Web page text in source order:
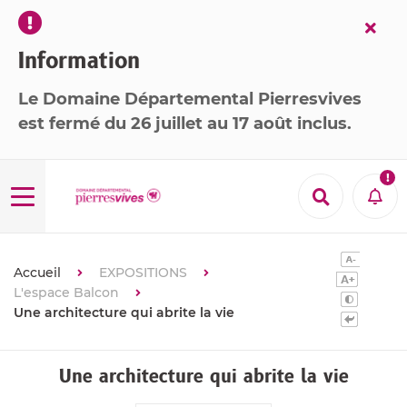
Information
Le Domaine Départemental Pierresvives
est fermé du 26 juillet au 17 août inclus.
Menu 
Accueil
EXPOSITIONS
L'espace Balcon
Une architecture qui abrite la vie
Une architecture qui abrite la vie